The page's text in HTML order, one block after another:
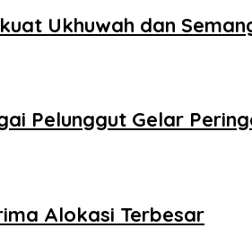
Ukhuwah dan
Pelunggut Gelar
Alokasi Terbesar